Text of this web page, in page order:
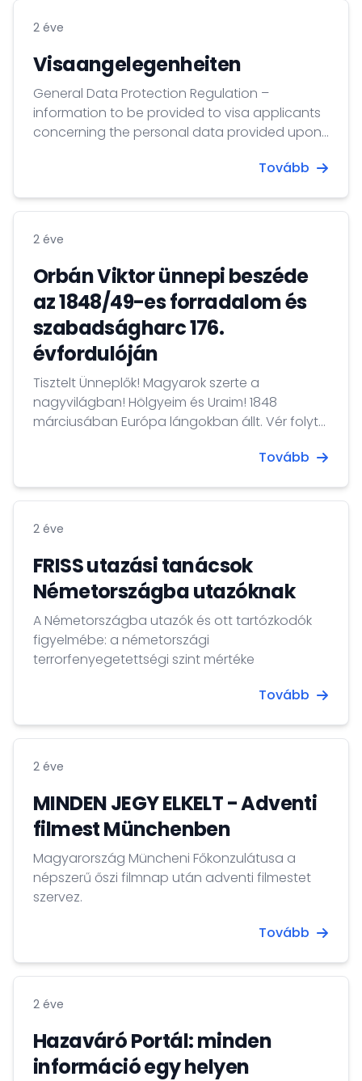
2 éve
Visaangelegenheiten
General Data Protection Regulation –
information to be provided to visa applicants
concerning the personal data provided upon
form, the taking of your photograph and the
the examination of...
Tovább
2 éve
Orbán Viktor ünnepi beszéde
az 1848/49-es forradalom és
szabadságharc 176.
évfordulóján
Tisztelt Ünneplők! Magyarok szerte a
nagyvilágban! Hölgyeim és Uraim! 1848
márciusában Európa lángokban állt. Vér folyt
harcoltak. Mit csináltak a magyarok? Verset
Pestről Budára. Az volt az első békemenetünk.
foglyokat. Színházba mentünk, nemzeti
darabot néztünk, a szünetben nemzeti dalt
énekeltünk, és estére győztünk. Napra
pontosan kilenc hónapra rá megszületett
Petőfi Zoltán. A magyar forradalom nem
romboló, hanem építő. Nem tagadó, hanem
alkotó. Igaz és szép.
Tovább
2 éve
FRISS utazási tanácsok
Németországba utazóknak
A Németországba utazók és ott tartózkodók
figyelmébe: a németországi
terrorfenyegetettségi szint mértéke
Tovább
2 éve
MINDEN JEGY ELKELT - Adventi
filmest Münchenben
Magyarország Müncheni Főkonzulátusa a
népszerű őszi filmnap után adventi filmestet
szervez.
Tovább
2 éve
Hazaváró Portál: minden
információ egy helyen